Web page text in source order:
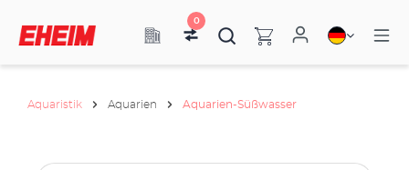
0
Aquaristik Aquarien Aquarien-Süßwasser